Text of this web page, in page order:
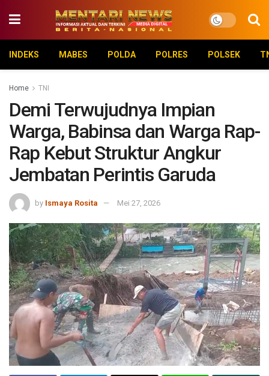
INDEKS MABES POLDA POLRES POLSEK
Home TNI
Demi Terwujudnya Impian
Warga, Babinsa dan Warga Rap-
Rap Kebut Struktur Angkur
Jembatan Perintis Garuda
by Ismaya Rosita Mei 27, 2026